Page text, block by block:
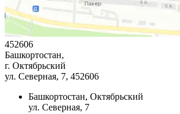
452606
Башкортостан,
г. Октябрьский
ул. Северная, 7, 452606
Башкортостан, Октябрьский
ул. Северная, 7